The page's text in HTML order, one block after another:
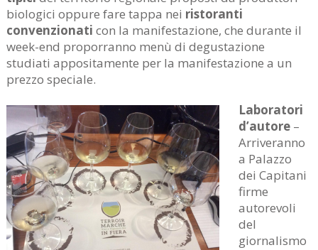
biologici oppure fare tappa nei ristoranti
convenzionati con la manifestazione, che durante il
week-end proporranno menù di degustazione
studiati appositamente per la manifestazione a un
prezzo speciale.
Laboratori
d’autore–
Arriveranno
a Palazzo
dei Capitani
firme
autorevoli
del
giornalismo